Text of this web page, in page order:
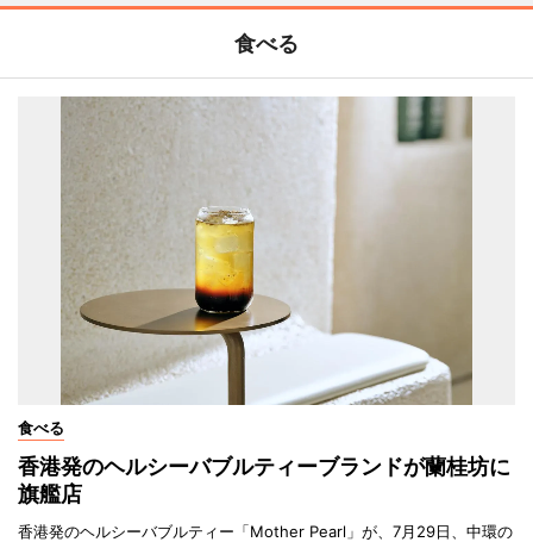
食べる
食べる
香港発のヘルシーバブルティーブランドが蘭桂坊に
旗艦店
香港発のヘルシーバブルティー「Mother Pearl」が、7月29日、中環の